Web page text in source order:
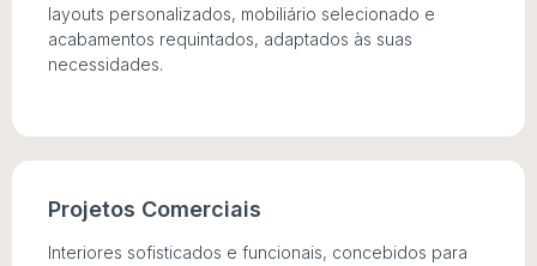
layouts personalizados, mobiliário selecionado e
acabamentos requintados, adaptados às suas
necessidades.
Projetos Comerciais
Interiores sofisticados e funcionais, concebidos para